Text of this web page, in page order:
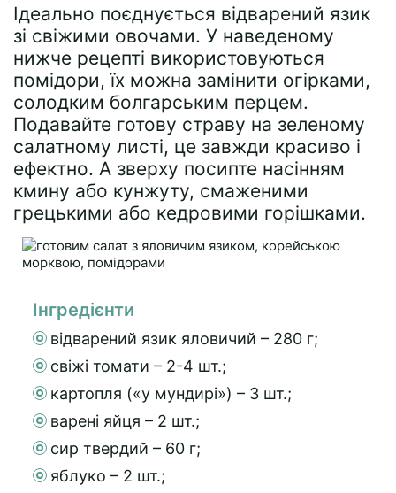
Ідеально поєднується відварений язик
зі свіжими овочами. У наведеному
нижче рецепті використовуються
помідори, їх можна замінити огірками,
солодким болгарським перцем.
Подавайте готову страву на зеленому
салатному листі, це завжди красиво і
ефектно. А зверху посипте насінням
кмину або кунжуту, смаженими
грецькими або кедровими горішками.
Інгредієнти
відварений язик яловичий – 280 г;
свіжі томати – 2-4 шт.;
картопля («у мундирі») – 3 шт.;
варені яйця – 2 шт.;
сир твердий – 60 г;
яблуко – 2 шт.;